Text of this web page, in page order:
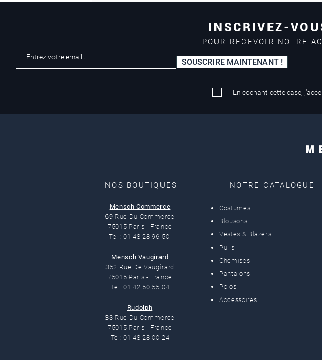
Mastercard, Visa
INSCRIVEZ-
POUR RECEVOIR NOTRE
SOUSCRIRE MAINTENANT !
En cochant cette case,
M
NOS BOUTIQUES
Mensch Commerce
69 Rue Du Commerce
75015 Paris - France
Tel : 01 48 28 96 50
Mensch Vaugirard
352 Rue De Vaugirard
75015 Paris - France
Tel: 01 42 50 55 04
Rudolph
83 Rue Du Commerce
75015 Paris - France
Tel: 01 48 28 00 24
NOTRE CATALOGUE
Costumes
Blousons
Vestes & Blazers
Pulls
Chemises
Pantalons
Polos
Accessoires